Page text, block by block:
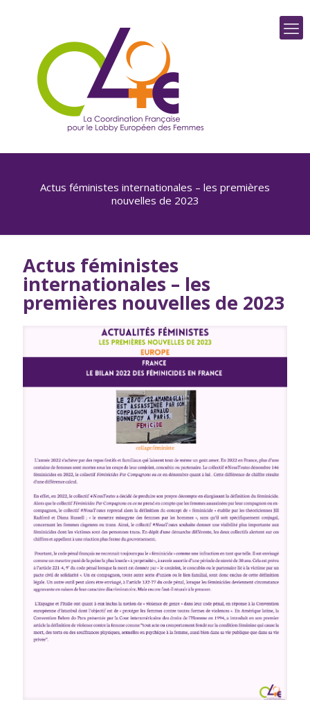
Actus féministes internationales – les premières
nouvelles de 2023
Actus féministes
internationales – les
premières nouvelles de 2023